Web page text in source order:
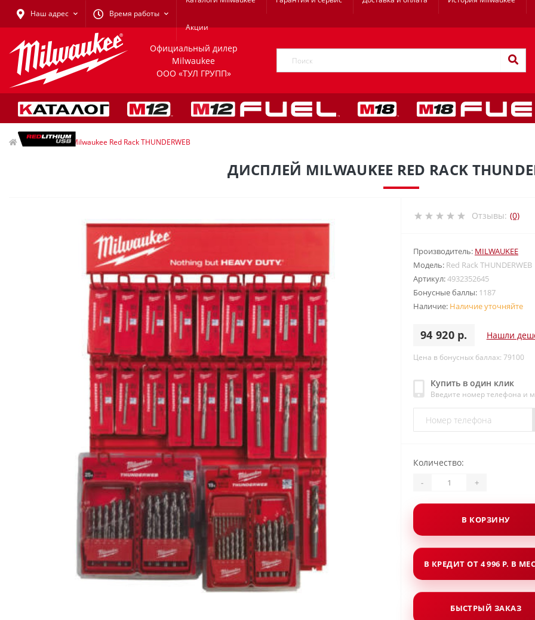
Наш адрес Время работы
Акции
Официальный дилер
Milwaukee
ООО «ТУЛ ГРУПП»
Дисплей Milwaukee Red Rack THUNDERWEB
ДИСПЛЕЙ MILWAUKEE RED RACK
Отзывы: (0)
Производитель: MILWAUKEE
Модель: Red Rack THUNDERWEB
Артикул:4932352645
Бонусные баллы: 1187
Наличие: Наличие уточняйте
94 920 р. Нашли
Цена в бонусных баллах: 79100
Купить в один клик
Введите номер телефона и
Количество:
- +
В КОРЗИНУ
В КРЕДИТ ОТ 4 996 Р. В
БЫСТРЫЙ ЗАКАЗ